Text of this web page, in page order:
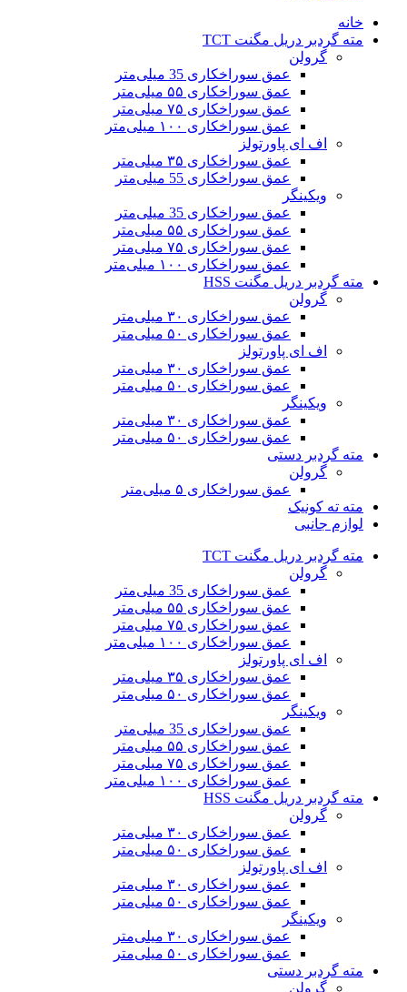
خانه
مته گردبر دریل مگنت TCT
گرولن
عمق سوراخکاری 35 میلی‌متر
عمق سوراخکاری ۵۵ میلی‌متر
عمق سوراخکاری ۷۵ میلی‌متر
عمق سوراخکاری ۱۰۰ میلی‌متر
اف ای پاورتولز
عمق سوراخکاری ۳۵ میلی‌متر
عمق سوراخکاری 55 میلی‌متر
ویکینگر
عمق سوراخکاری 35 میلی‌متر
عمق سوراخکاری ۵۵ میلی‌متر
عمق سوراخکاری ۷۵ میلی‌متر
عمق سوراخکاری ۱۰۰ میلی‌متر
مته گردبر دریل مگنت HSS
گرولن
عمق سوراخکاری ۳۰ میلی‌متر
عمق سوراخکاری ۵۰ میلی‌متر
اف ای پاورتولز
عمق سوراخکاری ۳۰ میلی‌متر
عمق سوراخکاری ۵۰ میلی‌متر
ویکینگر
عمق سوراخکاری ۳۰ میلی‌متر
عمق سوراخکاری ۵۰ میلی‌متر
مته گردبر دستی
گرولن
عمق سوراخکاری ۵ میلی‌متر
مته ته کونیک
لوازم جانبی
مته گردبر دریل مگنت TCT
گرولن
عمق سوراخکاری 35 میلی‌متر
عمق سوراخکاری ۵۵ میلی‌متر
عمق سوراخکاری ۷۵ میلی‌متر
عمق سوراخکاری ۱۰۰ میلی‌متر
اف ای پاورتولز
عمق سوراخکاری ۳۵ میلی‌متر
عمق سوراخکاری ۵۰ میلی‌متر
ویکینگر
عمق سوراخکاری 35 میلی‌متر
عمق سوراخکاری ۵۵ میلی‌متر
عمق سوراخکاری ۷۵ میلی‌متر
عمق سوراخکاری ۱۰۰ میلی‌متر
مته گردبر دریل مگنت HSS
گرولن
عمق سوراخکاری ۳۰ میلی‌متر
عمق سوراخکاری ۵۰ میلی‌متر
اف ای پاورتولز
عمق سوراخکاری ۳۰ میلی‌متر
عمق سوراخکاری ۵۰ میلی‌متر
ویکینگر
عمق سوراخکاری ۳۰ میلی‌متر
عمق سوراخکاری ۵۰ میلی‌متر
مته گردبر دستی
گرولن